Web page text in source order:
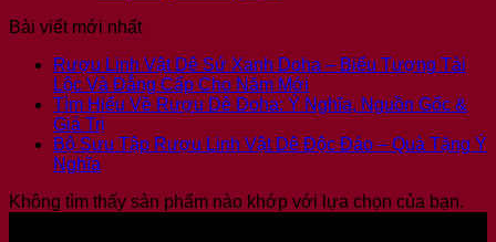
Bài viết mới nhất
Rượu Linh Vật Dê Sứ Xanh Doha – Biểu Tượng Tài
Lộc Và Đẳng Cấp Cho Năm Mới
Tìm Hiểu Về Rượu Dê Doha: Ý Nghĩa, Nguồn Gốc &
Giá Trị
Bộ Sưu Tập Rượu Linh Vật Dê Độc Đáo – Quà Tặng Ý
Nghĩa
Không tìm thấy sản phẩm nào khớp với lựa chọn của bạn.